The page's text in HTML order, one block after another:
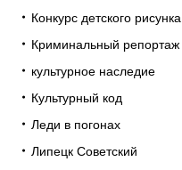
Конкурс детского рисунка
Криминальный репортаж
культурное наследие
Культурный код
Леди в погонах
Липецк Советский